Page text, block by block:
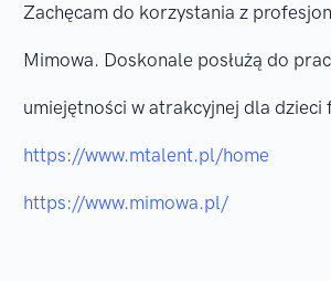
Zachęcam do korzystania z
Mimowa. Doskonale posłużą do
umiejętności w atrakcyjnej dla
https://www.mtalent.pl/home
https://www.mimowa.pl/